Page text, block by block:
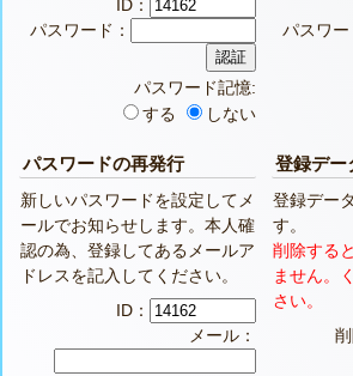
ID：
パスワード：
パスワード記憶:
する
しない
パスワー
パスワードの再発行
新しいパスワードを設定してメ
ールでお知らせします。本人確
認の為、登録してあるメールア
ドレスを記入してください。
ID：
メール：
登録デー
登録デー
す。
削除する
ません。
さい。